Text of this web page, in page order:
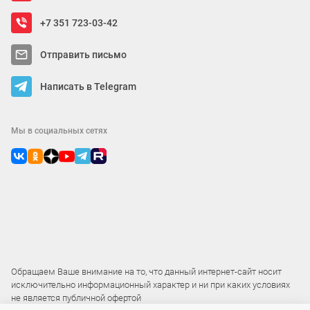
+7 351 723-03-42
Отправить письмо
Написать в Telegram
Мы в социальных сетях
Обращаем Ваше внимание на то, что данный интернет-сайт носит
исключительно информационный характер и ни при каких условиях
не является публичной офертой